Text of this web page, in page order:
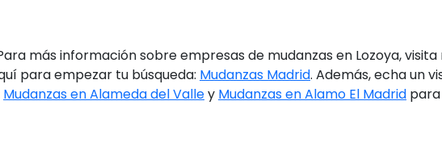
más información sobre empresas de mudanzas en Lozoya,
para empezar tu búsqueda: Mudanzas Madrid. Además, echa un
Mudanzas en Alameda del Valley Mudanzas en Alamo El Madrid